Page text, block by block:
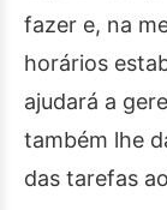
fazer e, na
horários
ajudará a
também lhe
das tarefas